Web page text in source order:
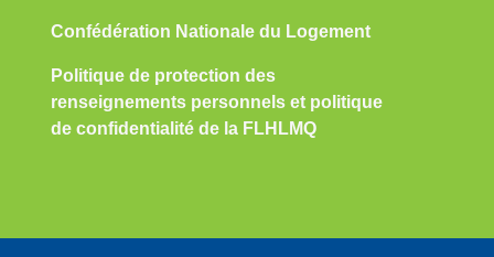
Confédération Nationale du Logement
Politique de protection des
renseignements personnels et politique
de confidentialité de la FLHLMQ